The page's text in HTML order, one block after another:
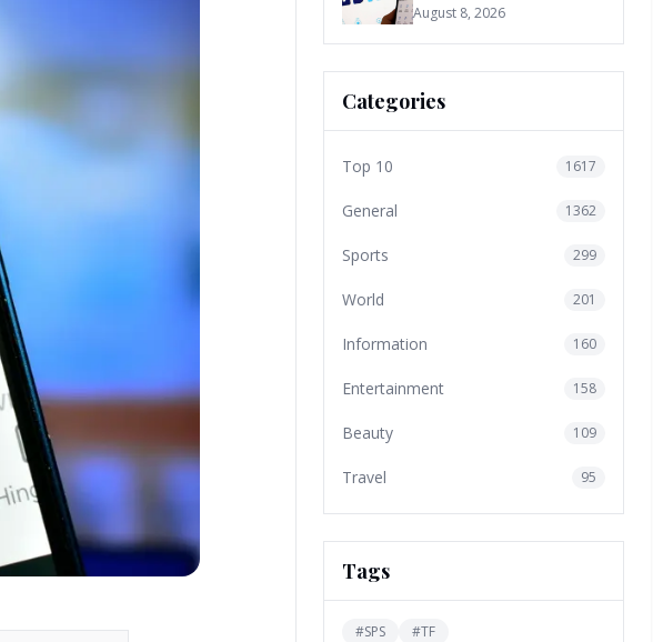
August 8, 2026
Categories
Top 10 1617
General 1362
Sports 299
World 201
Information 160
Entertainment 158
Beauty 109
Travel 95
Tags
#SPS #TF